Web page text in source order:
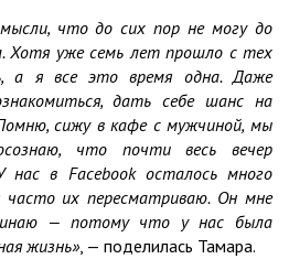
что до сих пор не могу до
Хотя уже семь лет прошло с тех
а я все это время одна. Даже
дать себе шанс на
сижу в кафе с мужчиной, мы
что почти весь вечер
нас в Facebook осталось много
их пересматриваю. Он мне
— потому что у нас была
жизнь», — поделилась Тамара.